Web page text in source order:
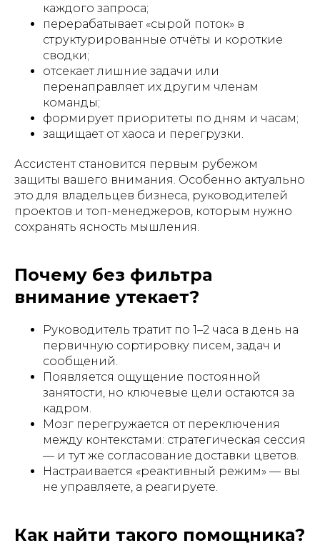
каждого запроса;
перерабатывает «сырой поток» в
структурированные отчёты и короткие
сводки;
отсекает лишние задачи или
перенаправляет их другим членам
команды;
формирует приоритеты по дням и часам;
защищает от хаоса и перегрузки.
Ассистент становится первым рубежом
защиты вашего внимания. Особенно актуально
это для владельцев бизнеса, руководителей
проектов и топ-менеджеров, которым нужно
сохранять ясность мышления.
Почему без фильтра
внимание утекает?
Руководитель тратит по 1–2 часа в день на
первичную сортировку писем, задач и
сообщений.
Появляется ощущение постоянной
занятости, но ключевые цели остаются за
кадром.
Мозг перегружается от переключения
между контекстами: стратегическая сессия
— и тут же согласование доставки цветов.
Настраивается «реактивный режим» — вы
не управляете, а реагируете.
Как найти такого помощника?